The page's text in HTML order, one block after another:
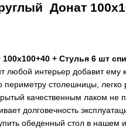
Донат
+ Стулья 6 шт
любой интерьер добавит
столешницы, легко
качественным лаком
долговечность
обеденный стол в нашем